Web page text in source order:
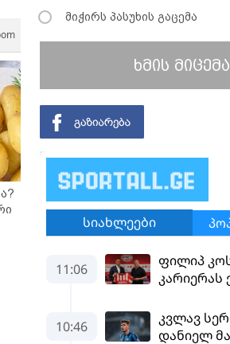
მიჭირს პასუხის გაცემა
ხმის მიცემა